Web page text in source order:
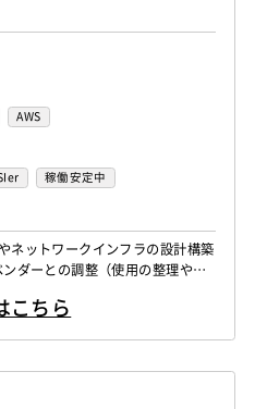
AWS
稼働安定中
ネットワークインフラの設計構築
ダーとの調整（使用の整理や問
こちら